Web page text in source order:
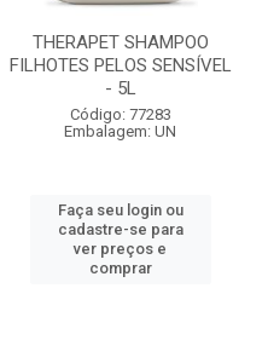
THERAPET SHAMPOO
FILHOTES PELOS SENSÍVEL
- 5L
Código: 77283
Embalagem: UN
Faça seu login ou
cadastre-se para
ver preços e
comprar